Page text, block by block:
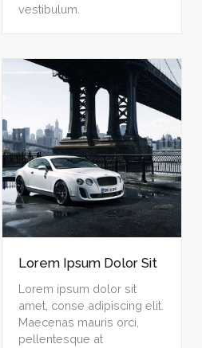
vestibulum.
Lorem Ipsum Dolor Sit
Lorem ipsum dolor sit
amet, conse adipiscing elit.
Maecenas mauris orci,
pellentesque at